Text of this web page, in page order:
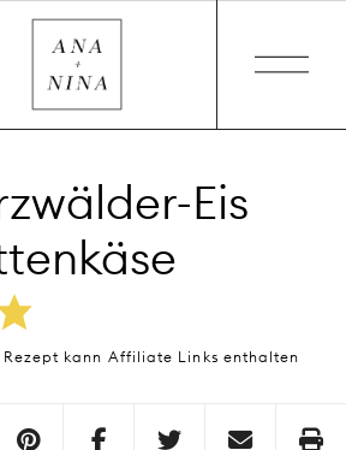
Eis
Rezept kann Affiliate Links enthalten